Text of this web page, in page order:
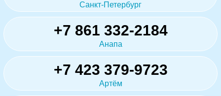
Санкт-Петербург
+7 861 332-2184
Анапа
+7 423 379-9723
Артём